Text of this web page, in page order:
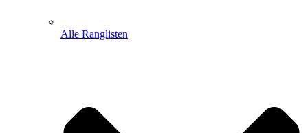
Alle Ranglisten